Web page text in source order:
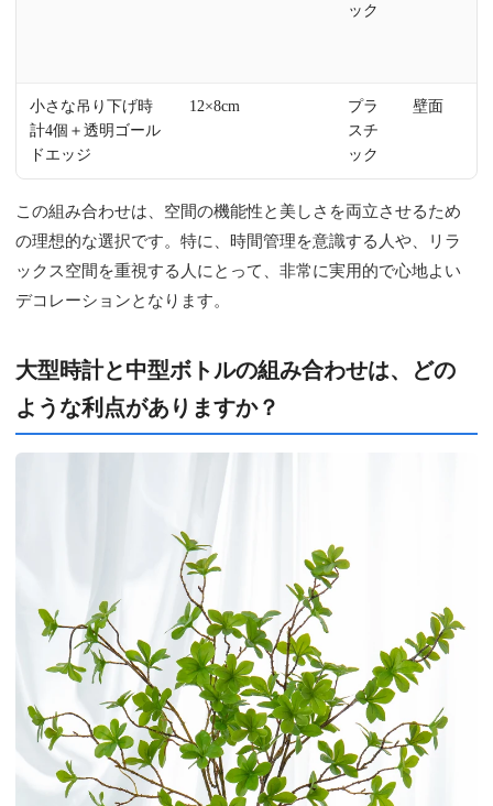
ック
小さな吊り下げ時
計4個＋透明ゴール
ドエッジ
12×8cm
プラ
スチ
ック
壁面
この組み合わせは、空間の機能性と美しさを両立させるため
の理想的な選択です。特に、時間管理を意識する人や、リラ
ックス空間を重視する人にとって、非常に実用的で心地よい
デコレーションとなります。
大型時計と中型ボトルの組み合わせは、どの
ような利点がありますか？